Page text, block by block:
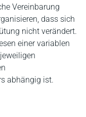
Vereinbarung
dass sich
nicht verändert.
einer variablen
abhängig ist.